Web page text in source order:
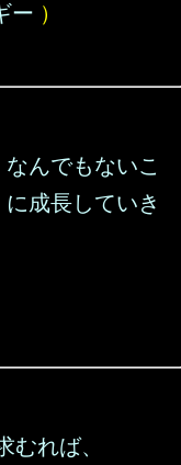
ー ）
んでもないこ
成長していき
むれば、